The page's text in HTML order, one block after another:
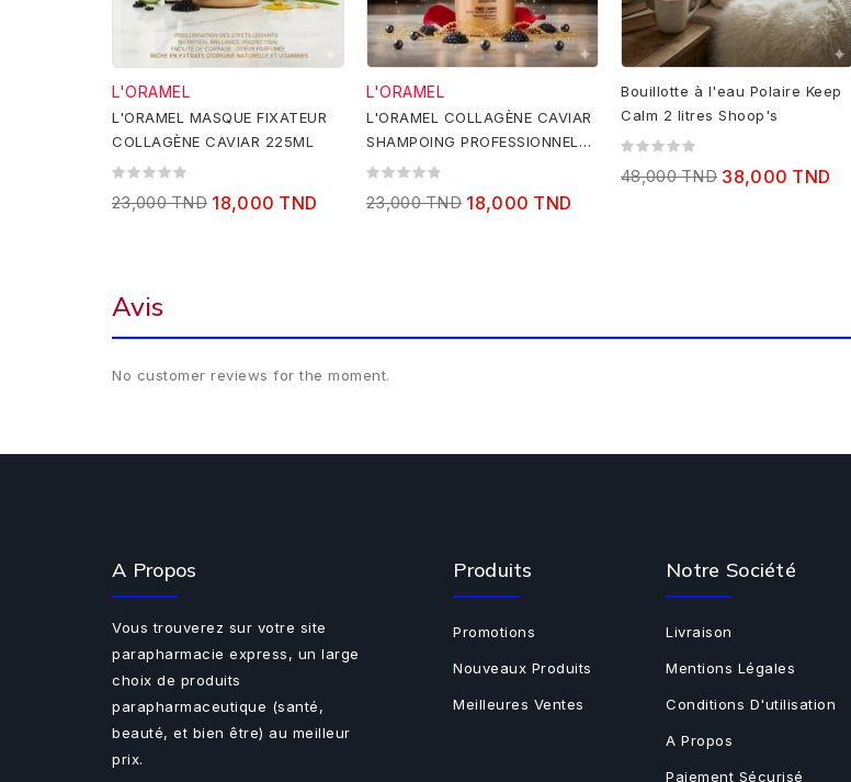
L'ORAMEL
L'ORAMEL MASQUE FIXATEUR
COLLAGÈNE CAVIAR 225ML
23,000 TND 18,000 TND
L'ORAMEL
L'ORAMEL COLLAGÈNE CAVIAR
SHAMPOING PROFESSIONNEL
300ML
23,000 TND 18,000 TND
Bouillotte à l'eau Polaire Keep
Calm 2 litres Shoop's
48,000 TND 38,000 TND
Avis
No customer reviews for the moment.
A Propos
Vous trouverez sur votre site
parapharmacie express, un large
choix de produits
parapharmaceutique (santé,
beauté, et bien être) au meilleur
prix.
Produits
Promotions
Nouveaux Produits
Meilleures Ventes
Notre Société
Livraison
Mentions Légales
Conditions D'utilisation
A Propos
Paiement Sécurisé